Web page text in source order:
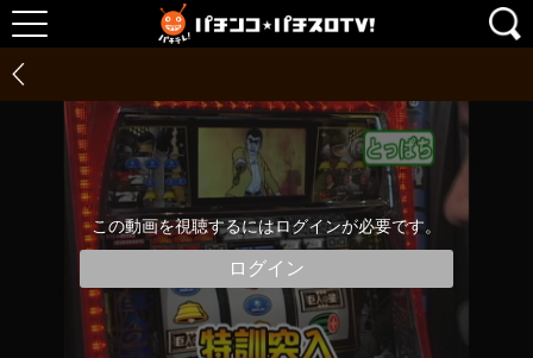
この動画を視聴するにはログインが必要です。
ログイン